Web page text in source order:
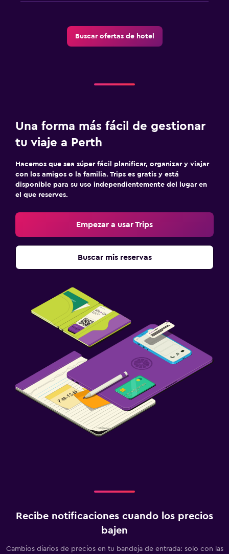
Buscar ofertas de hotel
Una forma más fácil de gestionar
tu viaje a Perth
Hacemos que sea súper fácil planificar, organizar y viajar
con los amigos o la familia. Trips es gratis y está
disponible para su uso independientemente del lugar en
el que reserves.
Empezar a usar Trips
Buscar mis reservas
Recibe notificaciones cuando los precios
bajen
Cambios diarios de precios en tu bandeja de entrada: solo con las